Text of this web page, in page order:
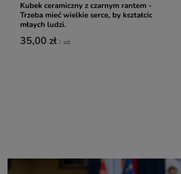
Kubek ceramiczny z czarnym rantem -
Trzeba mieć wielkie serce, by kształcic
młaych ludzi.
35,00 zł / szt.